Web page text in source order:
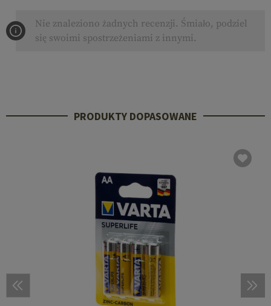
Nie znaleziono żadnych recenzji. Śmiało, podziel
się swoimi spostrzeżeniami z innymi.
PRODUKTY DOPASOWANE